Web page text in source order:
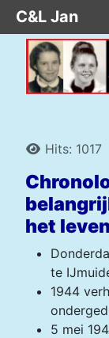
DetailsHits: 1017
het
te
1944
5 mei
C&L Jan